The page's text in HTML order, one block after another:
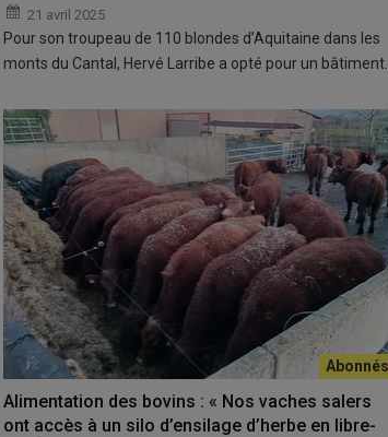
21 avril 2025
Pour son troupeau de 110 blondes d’Aquitaine dans les
monts du Cantal, Hervé Larribe a opté pour un bâtiment…
Alimentation des bovins : « Nos vaches salers
ont accès à un silo d’ensilage d’herbe en libre-